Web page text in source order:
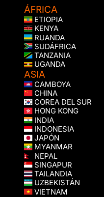
ÁFRICA
ETIOPIA
KENYA
RUANDA
SUDÁFRICA
TANZANIA
UGANDA
ASIA
CAMBOYA
CHINA
COREA DEL SUR
HONG KONG
INDIA
INDONESIA
JAPÓN
MYANMAR
NEPAL
SINGAPUR
TAILANDIA
UZBEKISTÁN
VIETNAM